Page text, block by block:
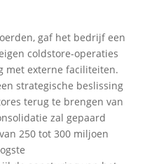
gaf het bedrijf een
coldstore-operaties
met externe faciliteiten.
strategische beslissing
terug te brengen van
zal gepaard
250 tot 300 miljoen